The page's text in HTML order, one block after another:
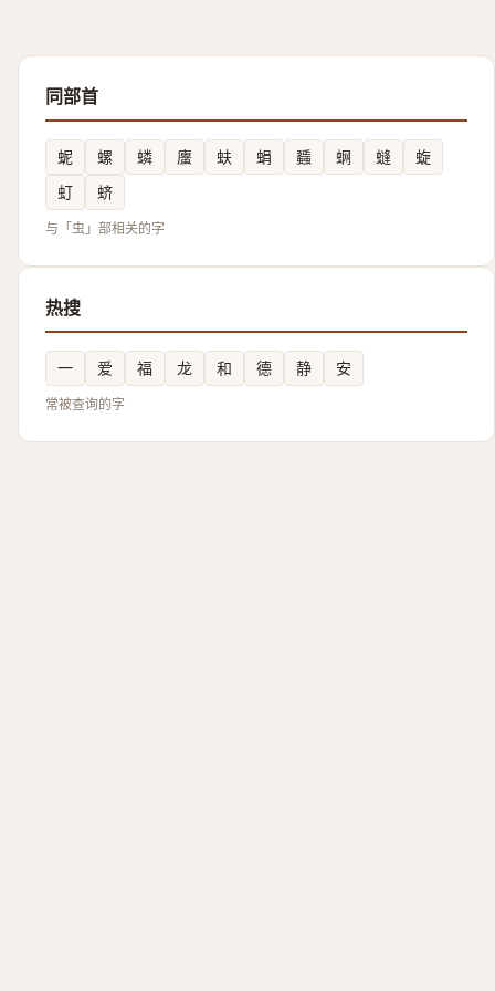
同部首
蚭 螺 䗲 螷 蚨 蜎 䗺 蛧 䗦
蜁
虰
蛴
与「虫」部相关的字
热搜
一 爱 福 龙 和 德 静 安
常被查询的字